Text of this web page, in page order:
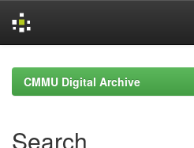
navigationCMMU Digital Archive
Search